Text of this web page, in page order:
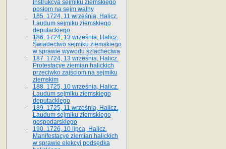
Instrukcya sejmiku ziemskiego
posłom na sejm walny
185. 1724, 11 września, Halicz.
Laudum sejmiku ziemskiego
deputackiego
186. 1724, 13 września, Halicz.
Świadectwo sejmiku ziemskiego
w sprawie wywodu szlachectwa
187. 1724, 13 września, Halicz.
Protestacye ziemian halickich
przeciwko zajściom na sejmiku
ziemskim
188. 1725, 10 września, Halicz.
Laudum sejmiku ziemskiego
deputackiego
189. 1725, 11 września, Halicz.
Laudum sejmiku ziemskiego
gospodarskiego
190. 1726, 10 lipca, Halicz.
Manifestacye ziemian halickich
w sprawie elekcyi podsędka